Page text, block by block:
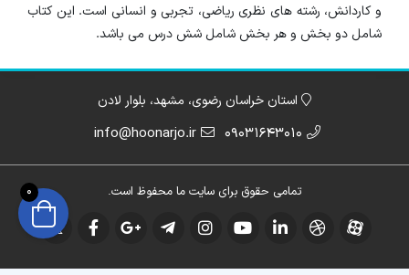
و کاردانش، رشته های نظری ریاضی، تجربی و انسانی است. این کتاب
شامل دو بخش و هر بخش شامل شش درس می باشد.
استان خراسان رضوی، مشهد، بلوار لادن
09031643010
info@hoonarjo.ir
تمامی حقوق برای سایت ما محفوظ است. 0